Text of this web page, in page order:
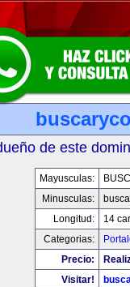
de este
Mayusculas:
Minusculas:
Longitud:
14
Categorias:
Precio:
Visitar!